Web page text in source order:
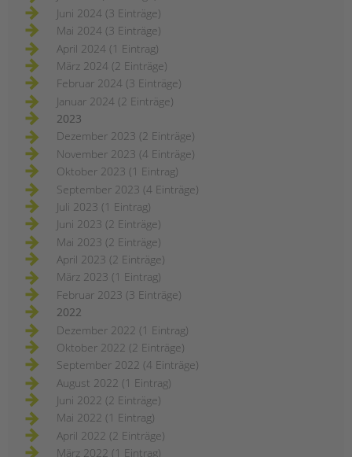
Juni 2024 (3 Einträge)
Mai 2024 (3 Einträge)
April 2024 (1 Eintrag)
März 2024 (2 Einträge)
Februar 2024 (3 Einträge)
Januar 2024 (2 Einträge)
2023
Dezember 2023 (2 Einträge)
November 2023 (4 Einträge)
Oktober 2023 (1 Eintrag)
September 2023 (4 Einträge)
Juli 2023 (1 Eintrag)
Juni 2023 (2 Einträge)
Mai 2023 (2 Einträge)
April 2023 (2 Einträge)
März 2023 (1 Eintrag)
Februar 2023 (3 Einträge)
2022
Dezember 2022 (1 Eintrag)
Oktober 2022 (2 Einträge)
September 2022 (4 Einträge)
August 2022 (1 Eintrag)
Juni 2022 (2 Einträge)
Mai 2022 (1 Eintrag)
April 2022 (2 Einträge)
März 2022 (1 Eintrag)